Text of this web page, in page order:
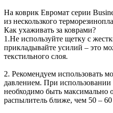
На коврик Евромат серии
из нескользкого
Как ухаживать за коврами?
1.Не используйте щетку с
прикладывайте усилий – это
текстильного слоя.
2. Рекомендуем использовать
давлением. При
необходимо быть
распылитель ближе, чем 50 –